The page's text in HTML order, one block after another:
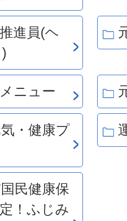
進員(ヘ
ニュー
・健康プ
民健康保
！ふじみ